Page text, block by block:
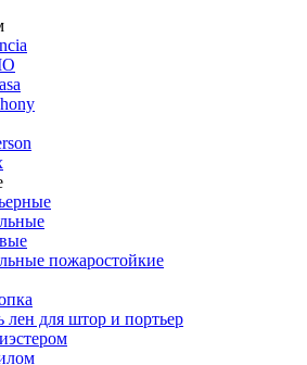
пожаростойкие
лен для штор и портьер